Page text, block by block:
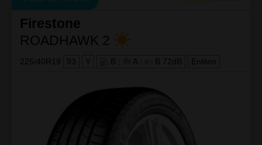
Firestone
ROADHAWK 2
225/40R19 93 Y B A B 72dB Enliten